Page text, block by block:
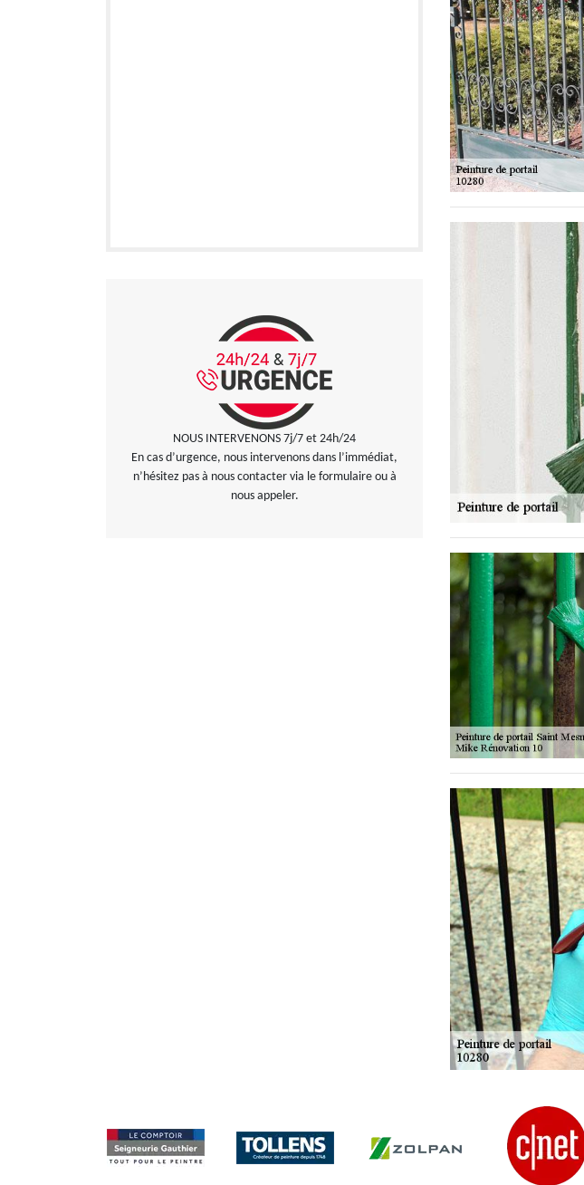
NOUS INTERVENONS 7j/7 et 24h/24
En cas d’urgence, nous intervenons dans l’immédiat,
n’hésitez pas à nous contacter via le formulaire ou à
nous appeler.